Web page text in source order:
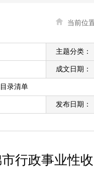
当前位
主题分类：
成文日期：
录清单
发布日期：
市行政事业性